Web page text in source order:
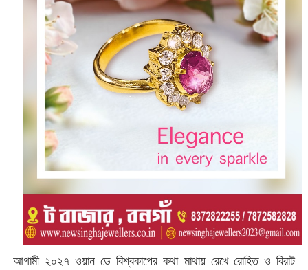
আগামী ২০২৭ ওয়ান ডে বিশ্বকাপের কথা মাথায় রেখে রোহিত ও বিরাট